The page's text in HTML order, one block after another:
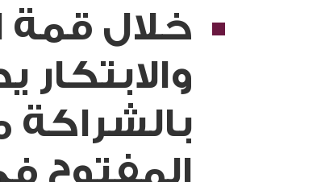
خلال قمة
بالشراكة
المفتوح